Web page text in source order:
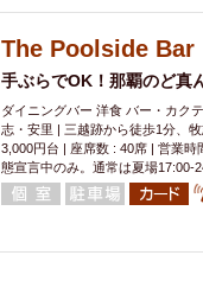
The Poolside
手ぶらでOK！那覇のど真
ダイニングバー 洋食 バー・カク
志・安里 | 三越跡から徒歩1分、
3,000円台 | 座席数 : 40席 | 営業
態宣言中のみ。通常は夏場17:00-